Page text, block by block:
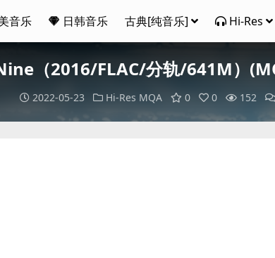
音乐 日韩音乐 古典[纯音乐] Hi-Res
（2016/FLAC/分轨/641M）
2022-05-23 Hi-Res MQA 0 0 152